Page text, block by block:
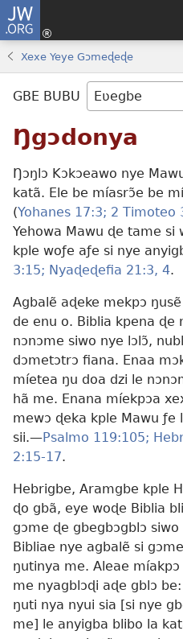
JW.ORG
Xexe Yeye Gɔmeɖeɖe
GBE BUBU
Ŋgɔdonya
Ŋɔŋlɔ Kɔkɔeawo nye
katã. Ele be míasrɔ̃e be
(Yohanes 17:3; 2 Timoteo
Yehowa Mawu ɖe tame si
kple woƒe aƒe si nye
3:15; Nyaɖeɖefia 21:3, 4.
Agbalẽ aɖeke mekpɔ
de enu o. Biblia kpena ɖe
nɔnɔme siwo nye lɔlɔ̃,
dɔmetɔtrɔ fiana. Enaa
míetea ŋu doa dzi le
hã me. Enana míekpɔa
mewɔ ɖeka kple Mawu ƒe
sii.—Psalmo 119:105;
2:15-17.
Hebrigbe, Aramgbe kple
ɖo gbã, eye woɖe Biblia
gɔme ɖe gbegbɔgblɔ
Bibliae nye agbalẽ si
ŋutinya me. Aleae
me nyagblɔɖi aɖe gblɔ be:
ŋuti nya nyui sia [si nye
me] le anyigba blibo la